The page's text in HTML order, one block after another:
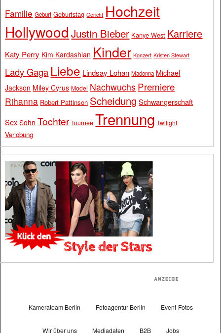
Familie Geburt Geburtstag Gericht Hochzeit
Hollywood Justin Bieber Kanye West Karriere
Katy Perry Kim Kardashian Kinder Konzert Kristen Stewart
Lady Gaga Liebe Lindsay Lohan Madonna Michael
Jackson Miley Cyrus Model Nachwuchs Premiere
Rihanna Robert Pattinson Scheidung Schwangerschaft
Sex Sohn Tochter Tournee Trennung Twilight
Verlobung
Kamerateam Berlin Fotoagentur Berlin Event-Fotos
Wir über uns Mediadaten B2B Jobs